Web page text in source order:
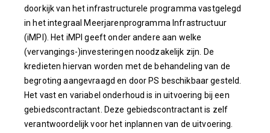
doorkijk van het infrastructurele programma vastgelegd
in het integraal Meerjarenprogramma Infrastructuur
(iMPI). Het iMPI geeft onder andere aan welke
(vervangings-)investeringen noodzakelijk zijn. De
kredieten hiervan worden met de behandeling van de
begroting aangevraagd en door PS beschikbaar gesteld.
Het vast en variabel onderhoud is in uitvoering bij een
gebiedscontractant. Deze gebiedscontractant is zelf
verantwoordelijk voor het inplannen van de uitvoering.